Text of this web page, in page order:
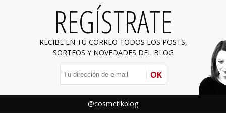
REGÍSTRATE
RECIBE EN TU CORREO TODOS LOS POSTS,
SORTEOS Y NOVEDADES DEL BLOG
OK
@cosmetikblog